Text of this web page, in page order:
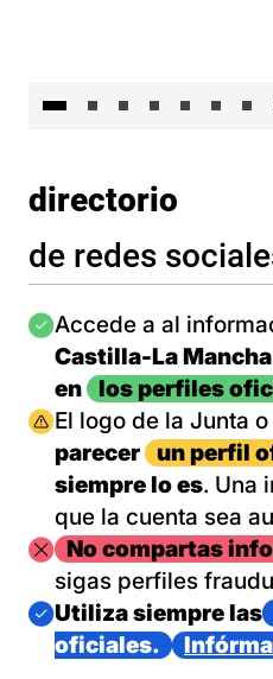
directorio
de redes
Imagen
Accede a al
Castilla-La
en
los perfiles
Imagen
El logo de la Junta
parecer
un perfil
siempre lo es. Una
que la cuenta sea
ImagenNo compartas
sigas perfiles
Imagen
Utiliza siempre las
oficiales.